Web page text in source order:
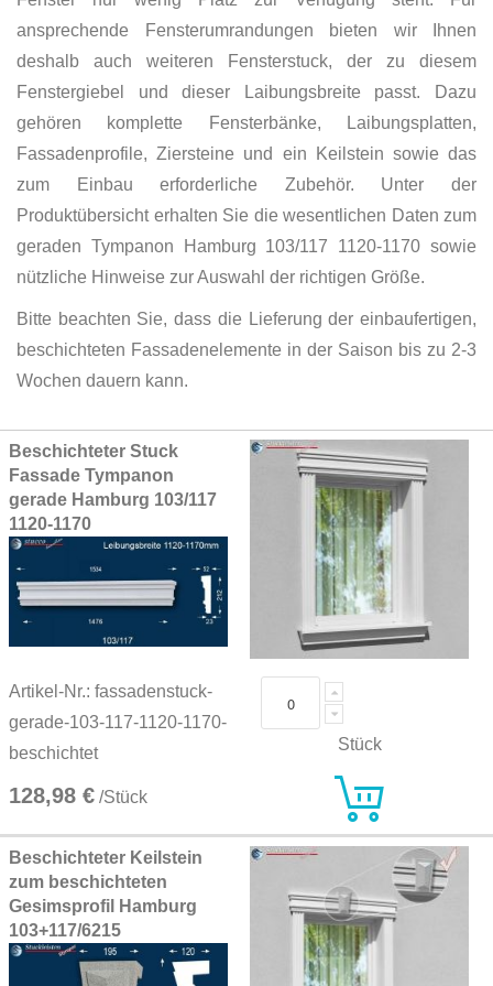
ansprechende Fensterumrandungen bieten wir Ihnen
deshalb auch weiteren Fensterstuck, der zu diesem
Fenstergiebel und dieser Laibungsbreite passt. Dazu
gehören komplette Fensterbänke, Laibungsplatten,
Fassadenprofile, Ziersteine und ein Keilstein sowie das
zum Einbau erforderliche Zubehör. Unter der
Produktübersicht erhalten Sie die wesentlichen Daten zum
geraden Tympanon Hamburg 103/117 1120-1170 sowie
nützliche Hinweise zur Auswahl der richtigen Größe.
Bitte beachten Sie, dass die Lieferung der einbaufertigen,
beschichteten Fassadenelemente in der Saison bis zu 2-3
Wochen dauern kann.
Grouped
product
Beschichteter Stuck
Fassade Tympanon
gerade Hamburg 103/117
1120-1170
Artikel-Nr.: fassadenstuck-
gerade-103-117-1120-1170-
beschichtet
128,98 € /Stück
Stück
Beschichteter Keilstein
zum beschichteten
Gesimsprofil Hamburg
103+117/6215